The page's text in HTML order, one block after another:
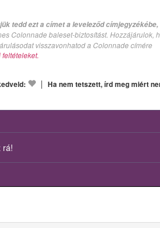
tedd ezt a címet a leveleződ címjegyzékébe,
Colonnade baleset-biztosítást. Hozzájárulok,
visszavonhatod a Colonnade címére
| Ha nem tetszett, írd meg miért
rá!